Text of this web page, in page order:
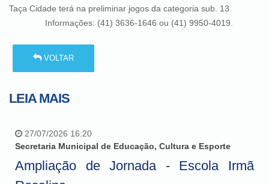
Taça Cidade terá na preliminar jogos da categoria sub. 13.
Informações: (41) 3636-1646 ou (41) 9950-4019.
VOLTAR
LEIA MAIS
27/07/2026 16:20
Secretaria Municipal de Educação, Cultura e Esporte
Ampliação de Jornada - Escola Irmã